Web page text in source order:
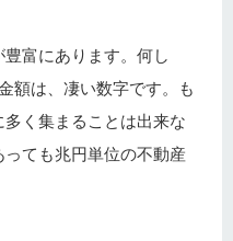
富にあります。何し
額は、凄い数字です。も
く集まることは出来な
ても兆円単位の不動産